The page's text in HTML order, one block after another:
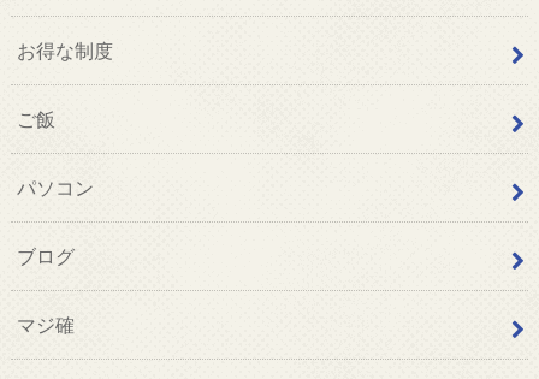
お得な制度
ご飯
パソコン
ブログ
マジ確